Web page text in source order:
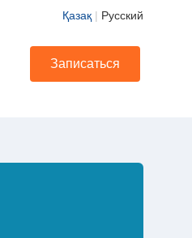
Қазақ | Русский
Записаться